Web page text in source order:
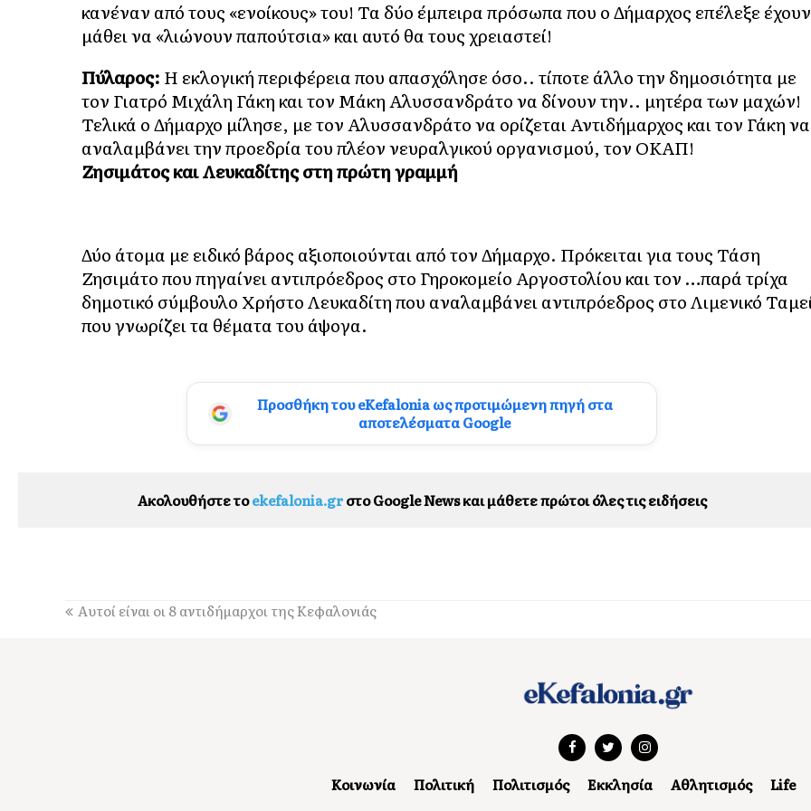
κανέναν από τους «ενοίκους» του! Τα δύο έμπειρα πρόσωπα που ο Δήμαρχος επέλεξε έχουν
μάθει να «λιώνουν παπούτσια» και αυτό θα τους χρειαστεί!
Πύλαρος: Η εκλογική περιφέρεια που απασχόλησε όσο.. τίποτε άλλο την δημοσιότητα με
τον Γιατρό Μιχάλη Γάκη και τον Μάκη Αλυσσανδράτο να δίνουν την.. μητέρα των μαχών!
Τελικά ο Δήμαρχο μίλησε, με τον Αλυσσανδράτο να ορίζεται Αντιδήμαρχος και τον Γάκη να
αναλαμβάνει την προεδρία του πλέον νευραλγικού οργανισμού, τον ΟΚΑΠ!
Ζησιμάτος και Λευκαδίτης στη πρώτη γραμμή
Δύο άτομα με ειδικό βάρος αξιοποιούνται από τον Δήμαρχο. Πρόκειται για τους Τάση
Ζησιμάτο που πηγαίνει αντιπρόεδρος στο Γηροκομείο Αργοστολίου και τον …παρά τρίχα
δημοτικό σύμβουλο Χρήστο Λευκαδίτη που αναλαμβάνει αντιπρόεδρος στο Λιμενικό
που γνωρίζει τα θέματα του άψογα.
Προσθήκη του eKefalonia ως προτιμώμενη πηγή στα
αποτελέσματα Google
Ακολουθήστε τοekefalonia.grστο Google News και μάθετε πρώτοι όλες τις ειδήσεις
Αυτοί είναι οι 8 αντιδήμαρχοι της Κεφαλονιάς
Κοινωνία Πολιτική Πολιτισμός Εκκλησία Αθλητισμός Life